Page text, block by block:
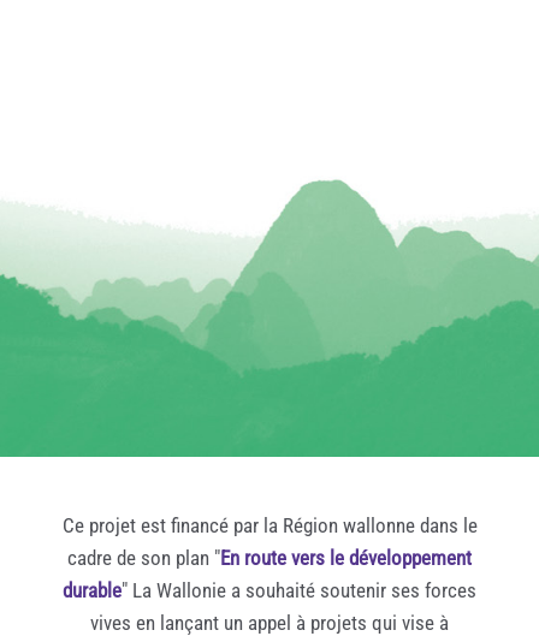
Ce projet est financé par la Région wallonne dans le
cadre de son plan "En route vers le développement
durable" La Wallonie a souhaité soutenir ses forces
vives en lançant un appel à projets qui vise à